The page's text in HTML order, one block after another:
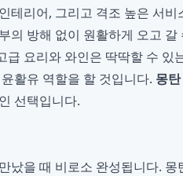
테리어, 그리고 격조 높은 서
의 방해 없이 원활하게 오고
요리와 와인은 딱딱할 수 있
활유 역할을 할 것입니다. 몽
선택입니다.
났을 때 비로소 완성됩니다.